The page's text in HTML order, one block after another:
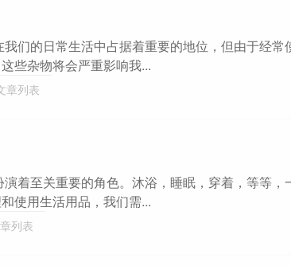
们的日常生活中占据着重要的地位，但由于经常
些杂物将会严重影响我...
章列表
着至关重要的角色。沐浴，睡眠，穿着，等等，
使用生活用品，我们需...
列表